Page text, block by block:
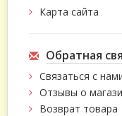
Карта сайта
Обратная
Связаться с
Отзывы о
Возврат товара